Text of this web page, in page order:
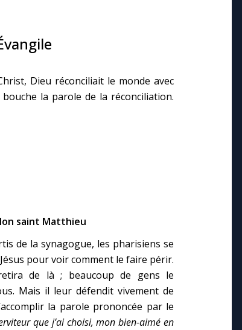
Dieu réconciliait le monde avec
la parole de la réconciliation.
saint Matthieu
de la synagogue, les pharisiens se
pour voir comment le faire périr.
de là ; beaucoup de gens le
Mais il leur défendit vivement de
la parole prononcée par le
que j’ai choisi, mon bien-aimé en